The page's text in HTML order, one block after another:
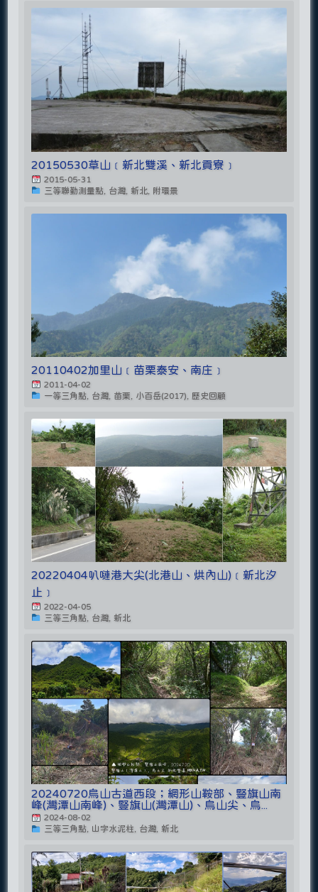
20150530草山﹝新北雙溪、新北貢寮﹞
2015-05-31
三等聯勤測量點, 台灣, 新北, 附環景
20110402加里山﹝苗栗泰安、南庄﹞
2011-04-02
一等三角點, 台灣, 苗栗, 小百岳(2017), 歷史回顧
20220404叭嗹港大尖(北港山、烘內山)﹝新北汐
止﹞
2022-04-05
三等三角點, 台灣, 新北
20240720烏山古道西段；網形山鞍部、豎旗山南
峰(灣潭山南峰)、豎旗山(灣潭山)、烏山尖、烏...
2024-08-02
三等三角點, 山字水泥柱, 台灣, 新北